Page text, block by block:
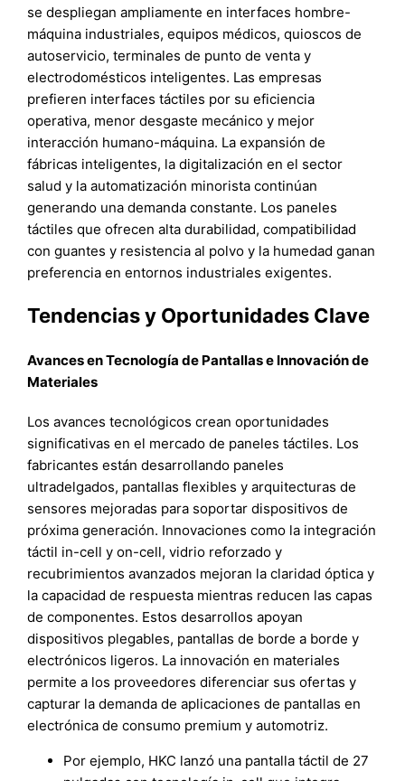
se despliegan ampliamente en interfaces hombre-
máquina industriales, equipos médicos, quioscos de
autoservicio, terminales de punto de venta y
electrodomésticos inteligentes. Las empresas
prefieren interfaces táctiles por su eficiencia
operativa, menor desgaste mecánico y mejor
interacción humano-máquina. La expansión de
fábricas inteligentes, la digitalización en el sector
salud y la automatización minorista continúan
generando una demanda constante. Los paneles
táctiles que ofrecen alta durabilidad, compatibilidad
con guantes y resistencia al polvo y la humedad ganan
preferencia en entornos industriales exigentes.
Tendencias y Oportunidades Clave
Avances en Tecnología de Pantallas e Innovación de
Materiales
Los avances tecnológicos crean oportunidades
significativas en el mercado de paneles táctiles. Los
fabricantes están desarrollando paneles
ultradelgados, pantallas flexibles y arquitecturas de
sensores mejoradas para soportar dispositivos de
próxima generación. Innovaciones como la integración
táctil in-cell y on-cell, vidrio reforzado y
recubrimientos avanzados mejoran la claridad óptica y
la capacidad de respuesta mientras reducen las capas
de componentes. Estos desarrollos apoyan
dispositivos plegables, pantallas de borde a borde y
electrónicos ligeros. La innovación en materiales
permite a los proveedores diferenciar sus ofertas y
capturar la demanda de aplicaciones de pantallas en
electrónica de consumo premium y automotriz.
Por ejemplo, HKC lanzó una pantalla táctil de 27